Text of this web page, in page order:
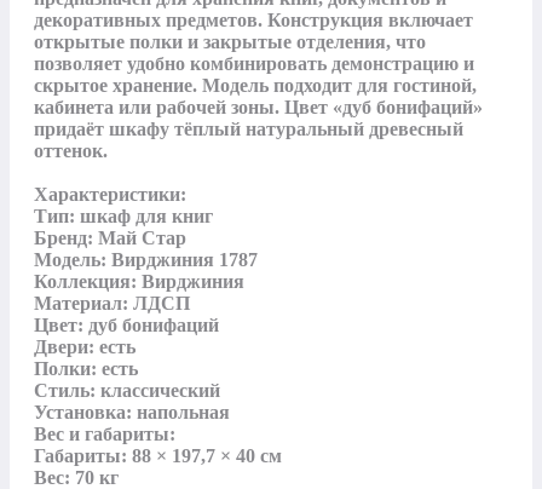
декоративных предметов. Конструкция включает
открытые полки и закрытые отделения, что
позволяет удобно комбинировать демонстрацию и
скрытое хранение. Модель подходит для гостиной,
кабинета или рабочей зоны. Цвет «дуб бонифаций»
придаёт шкафу тёплый натуральный древесный
оттенок.
Характеристики:
Тип: шкаф для книг
Бренд: Май Стар
Модель: Вирджиния 1787
Коллекция: Вирджиния
Материал: ЛДСП
Цвет: дуб бонифаций
Двери: есть
Полки: есть
Стиль: классический
Установка: напольная
Вес и габариты:
Габариты: 88 × 197,7 × 40 см
Вес: 70 кг